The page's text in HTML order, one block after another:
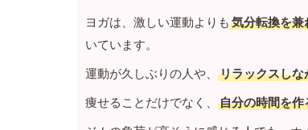
ヨガは、激しい運動よりも 気分転換を
いています。
運動が久しぶりの人や、
リラックスし
痩せることだけでなく、
自分の時間を作